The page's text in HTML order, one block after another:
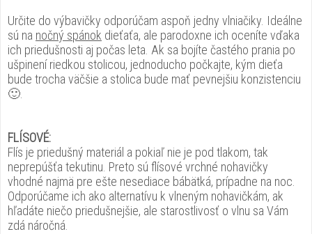
Určite do výbavičky odporúčam aspoň jedny vlniačiky. Ideálne
sú na nočný spánok dieťaťa, ale parodoxne ich oceníte vďaka
ich priedušnosti aj počas leta. Ak sa bojíte častého prania po
ušpinení riedkou stolicou, jednoducho počkajte, kým dieťa
bude trocha väčšie a stolica bude mať pevnejšiu konzistenciu
🙂.
FLÍSOVÉ:
Flís je priedušný materiál a pokiaľ nie je pod tlakom, tak
neprepúšťa tekutinu. Preto sú flísové vrchné nohavičky
vhodné najmä pre ešte nesediace bábätká, prípadne na noc.
Odporúčame ich ako alternatívu k vlneným nohavičkám, ak
hľadáte niečo priedušnejšie, ale starostlivosť o vlnu sa Vám
zdá náročná.